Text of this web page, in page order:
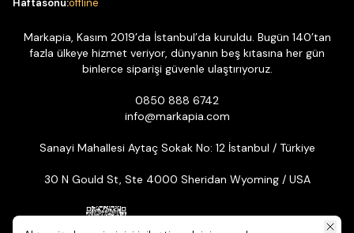
Haftasonu:offline
Markapia, Kasım 2019’da İstanbul’da kuruldu. Bugün 140’tan
fazla ülkeye hizmet veriyor, dünyanın beş kıtasına her gün
binlerce siparişi güvenle ulaştırıyoruz.
0850 888 6742
info@markapia.com
Sanayi Mahallesi Aytaç Sokak No: 12 İstanbul / Türkiye
30 N Gould St, Ste 4000 Sheridan Wyoming / USA